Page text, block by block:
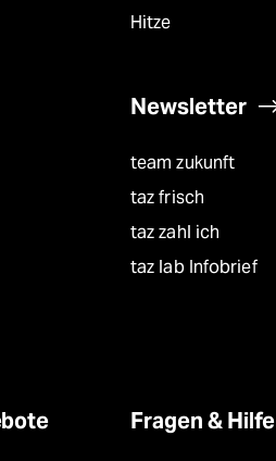
Hitze
Newsletter
team zukunft
taz frisch
taz zahl ich
taz lab Infobrief
Fragen & Hilfe